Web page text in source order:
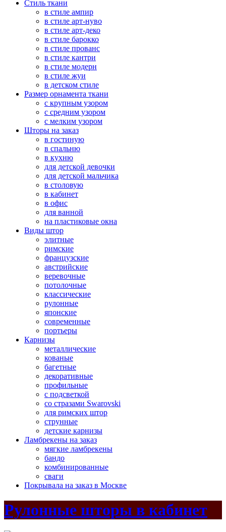
Стиль ткани
в стиле ампир
в стиле арт-нуво
в стиле арт-деко
в стиле барокко
в стиле прованс
в стиле кантри
в стиле модерн
в стиле жуи
в детском стиле
Размер орнамента ткани
с крупным узором
с средним узором
с мелким узором
Шторы на заказ
в гостиную
в спальню
в кухню
для детской девочки
для детской мальчика
в столовую
в кабинет
в офис
для ванной
на пластиковые окна
Виды штор
элитные
римские
французские
австрийские
веревочные
потолочные
классические
рулонные
японские
современные
портьеры
Карнизы
металлические
кованые
багетные
декоративные
профильные
с подсветкой
со стразами Swarovski
для римских штор
струнные
детские карнизы
Ламбрекены на заказ
мягкие ламбрекены
бандо
комбинированные
сваги
Покрывала на заказ в Москве
Рулонные шторы в кабинет